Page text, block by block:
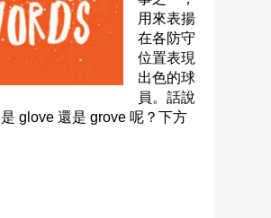
用來表揚
在各防守
位置表現
出色的球
員。話說
是 glove 還是 grove 呢？下方